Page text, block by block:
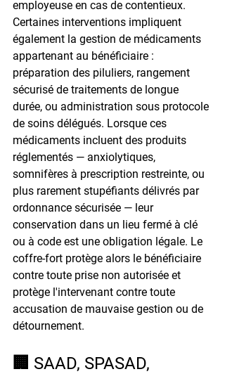
employeuse en cas de contentieux.
Certaines interventions impliquent
également la gestion de médicaments
appartenant au bénéficiaire :
préparation des piluliers, rangement
sécurisé de traitements de longue
durée, ou administration sous protocole
de soins délégués. Lorsque ces
médicaments incluent des produits
réglementés — anxiolytiques,
somnifères à prescription restreinte, ou
plus rarement stupéfiants délivrés par
ordonnance sécurisée — leur
conservation dans un lieu fermé à clé
ou à code est une obligation légale. Le
coffre-fort protège alors le bénéficiaire
contre toute prise non autorisée et
protège l'intervenant contre toute
accusation de mauvaise gestion ou de
détournement.
🏢 SAAD, SPASAD,